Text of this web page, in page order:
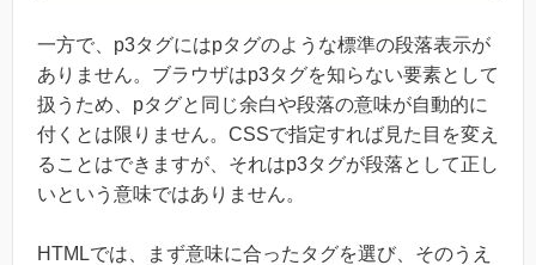
一方で、p3タグにはpタグのような標準の段落表示が
ありません。ブラウザはp3タグを知らない要素として
扱うため、pタグと同じ余白や段落の意味が自動的に
付くとは限りません。CSSで指定すれば見た目を変え
ることはできますが、それはp3タグが段落として正し
いという意味ではありません。
HTMLでは、まず意味に合ったタグを選び、そのうえ